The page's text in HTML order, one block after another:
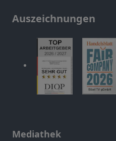
Auszeichnungen
Mediathek